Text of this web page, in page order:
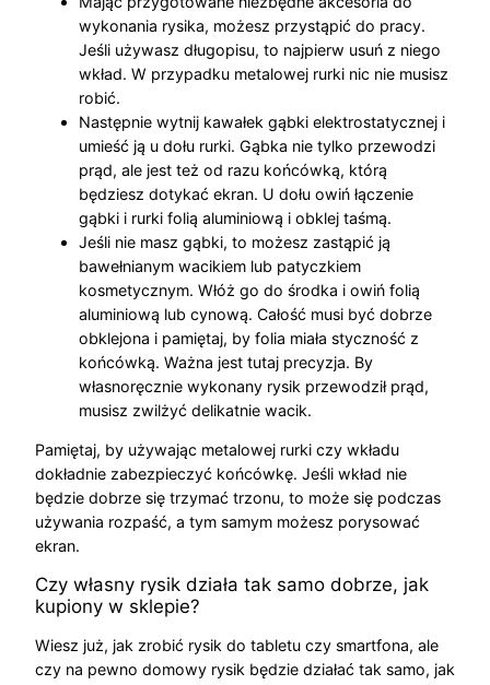
wykonania rysika, możesz przystąpić do pracy.
Jeśli używasz długopisu, to najpierw usuń z niego
wkład. W przypadku metalowej rurki nic nie musisz
robić.
Następnie wytnij kawałek gąbki elektrostatycznej i
umieść ją u dołu rurki. Gąbka nie tylko przewodzi
prąd, ale jest też od razu końcówką, którą
będziesz dotykać ekran. U dołu owiń łączenie
gąbki i rurki folią aluminiową i obklej taśmą.
Jeśli nie masz gąbki, to możesz zastąpić ją
bawełnianym wacikiem lub patyczkiem
kosmetycznym. Włóż go do środka i owiń folią
aluminiową lub cynową. Całość musi być dobrze
obklejona i pamiętaj, by folia miała styczność z
końcówką. Ważna jest tutaj precyzja. By
własnoręcznie wykonany rysik przewodził prąd,
musisz zwilżyć delikatnie wacik.
Pamiętaj, by używając metalowej rurki czy wkładu
dokładnie zabezpieczyć końcówkę. Jeśli wkład nie
będzie dobrze się trzymać trzonu, to może się podczas
używania rozpaść, a tym samym możesz porysować
ekran.
Czy własny rysik działa tak samo dobrze, jak
kupiony w sklepie?
Wiesz już, jak zrobić rysik do tabletu czy smartfona, ale
czy na pewno domowy rysik będzie działać tak samo, jak